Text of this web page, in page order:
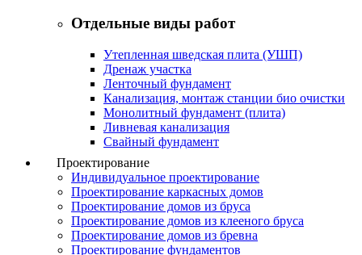
Отдельные виды работ
Утепленная шведская плита (УШП)
Дренаж участка
Ленточный фундамент
Канализация, монтаж станции био очистки
Монолитный фундамент (плита)
Ливневая канализация
Свайный фундамент
Проектирование
Индивидуальное проектирование
Проектирование каркасных домов
Проектирование домов из бруса
Проектирование домов из клееного бруса
Проектирование домов из бревна
Проектирование фундаментов